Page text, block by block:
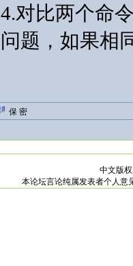
4.对比两个命
问题，如果相
保 密
中文版
本论坛言论纯属发表者个人意